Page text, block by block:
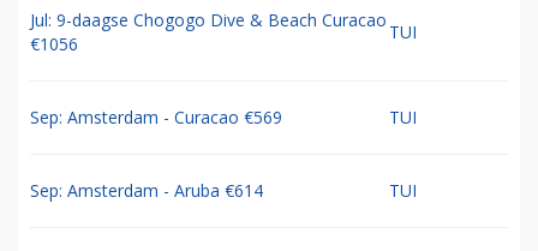
Jul: 9-daagse Chogogo Dive & Beach Curacao
€1056
TUI
Sep: Amsterdam - Curacao €569 TUI
Sep: Amsterdam - Aruba €614 TUI